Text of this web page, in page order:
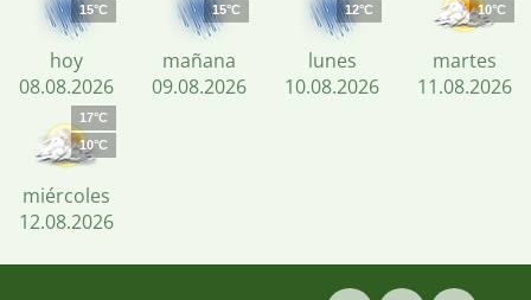
15°C
hoy
08.08.2026
15°C
mañana
09.08.2026
12°C
lunes
10.08.2026
10°C
martes
11.08.2026
17°C
10°C
miércoles
12.08.2026